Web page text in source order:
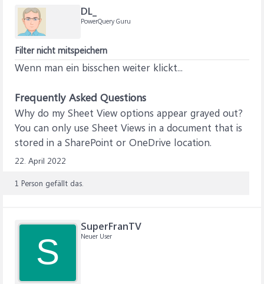
DL_
PowerQuery Guru
Filter nicht mitspeichern
Wenn man ein bisschen weiter klickt...
Frequently Asked Questions
Why do my Sheet View options appear grayed out?
You can only use Sheet Views in a document that is
stored in a SharePoint or OneDrive location.
22. April 2022
1 Person gefällt das.
S
SuperFranTV
Neuer User